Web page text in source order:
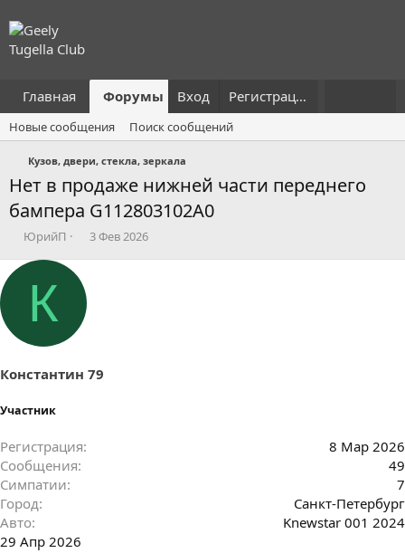
Главная Форумы Что нового?
Вход Регистрация
Новые сообщения Поиск сообщений
Кузов, двери, стекла, зеркала
Нет в продаже нижней части переднего
бампера G112803102A0
А
т
м
ЮрийП
Д
а
3 Фев 2026
К
Константин 79
Участник
Регистрация
8 Мар 2026
Сообщения
49
Симпатии
7
Город
Санкт-Петербург
Авто
Knewstar 001 2024
29 Апр 2026